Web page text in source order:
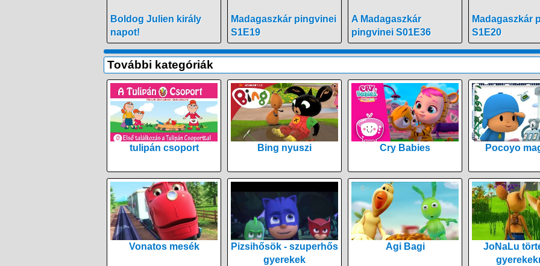
Boldog Julien király
napot!
Madagaszkár pingvinei
S1E19
A Madagaszkár
pingvinei S01E36
Madagaszkár
S1E20
További kategóriák
tulipán csoport Bing nyuszi Cry Babies Pocoyo
Vonatos mesék
Pizsihősök - szuperhős
gyerekek
Agi Bagi
JoNaLu